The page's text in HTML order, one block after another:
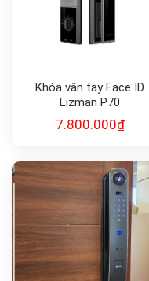
Khóa vân tay Face ID
Lizman P70
7.800.000₫